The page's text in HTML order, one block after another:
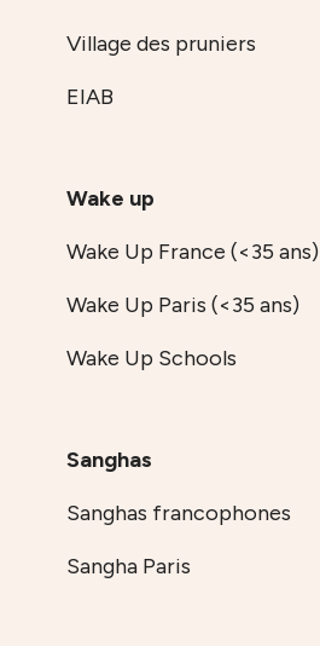
Village des pruniers
EIAB
Wake up
Wake Up France (<35 ans)
Wake Up Paris (<35 ans)
Wake Up Schools
Sanghas
Sanghas francophones
Sangha Paris